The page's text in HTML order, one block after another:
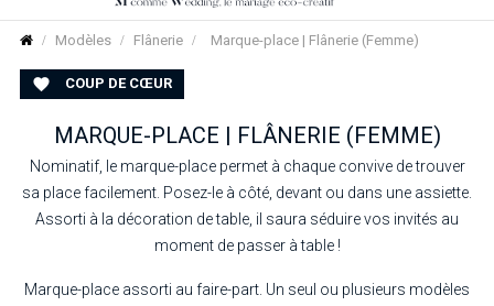
la
navigation
Modèles Flânerie Marque-place | Flânerie (Femme)
 COUP DE CŒUR
MARQUE-PLACE | FLÂNERIE (FEMME)
Nominatif, le marque-place permet à chaque convive de trouver
sa place facilement. Posez-le à côté, devant ou dans une assiette.
Assorti à la décoration de table, il saura séduire vos invités au
moment de passer à table !
Marque-place assorti au faire-part. Un seul ou plusieurs modèles